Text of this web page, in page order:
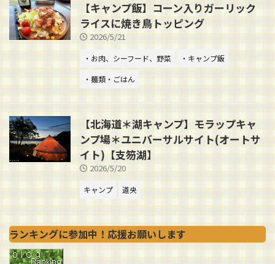
【キャンプ飯】コーン入りガーリック
ライスに焼き鳥トッピング
2026/5/21
・お肉、シーフード、野菜
・キャンプ飯
・麺類・ごはん
【北海道＊湖キャンプ】モラップキャ
ンプ場＊ユニバーサルサイト(オートサ
イト)【支笏湖】
2026/5/20
キャンプ 道央
ランキングに参加中！応援お願いします